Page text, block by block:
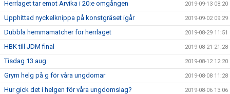
Herrlaget tar emot Arvika i 20:e omgången 2019-09-13 08:20
Upphittad nyckelknippa på konstgräset igår 2019-09-02 09:29
Dubbla hemmamatcher för herrlaget 2019-08-29 11:51
HBK till JDM final 2019-08-21 21:28
Tisdag 13 aug 2019-08-12 12:20
Grym helg på g för våra ungdomar 2019-08-08 11:28
Hur gick det i helgen för våra ungdomslag? 2019-08-06 13:06